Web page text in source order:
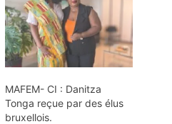
MAFEM- CI : Danitza
Tonga reçue par des élus
bruxellois.